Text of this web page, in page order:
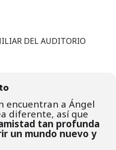
DEL AUDITORIO
encuentran a Ángel
diferente, así que
tan profunda
un mundo nuevo y